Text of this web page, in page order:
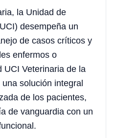
la Unidad de
desempeña un
de casos críticos y
enfermos o
UCI Veterinaria de la
solución integral
de los pacientes,
de vanguardia con un